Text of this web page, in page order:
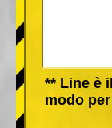
** Line è
modo